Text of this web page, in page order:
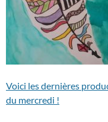
Voici les dernières
du mercredi !